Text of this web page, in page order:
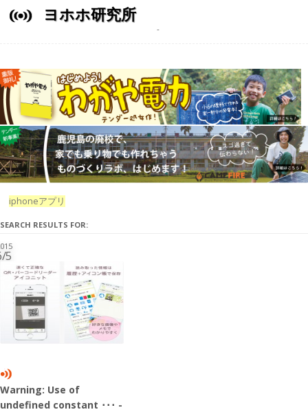
ヨホホ研究所
iphoneアプリ
SEARCH RESULTS FOR:
5
Warning: Use of
undefined constant ･･･ -